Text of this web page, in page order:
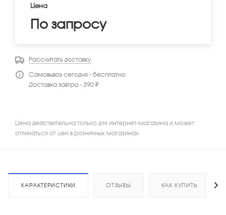
Цена
По запросу
Рассчитать доставку
Самовывоз сегодня - бесплатно
Доставка завтра - 390 ₽
Цена действительна только для интернет-магазина и может
отличаться от цен в розничных магазинах
ХАРАКТЕРИСТИКИ ОТЗЫВЫ КАК КУПИТЬ